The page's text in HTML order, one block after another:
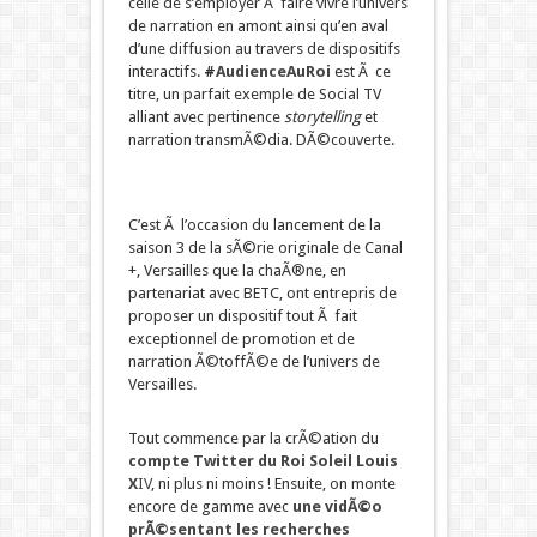
de narration en amont ainsi qu’en aval
d’une diffusion au travers de dispositifs
interactifs. #AudienceAuRoi est Ã ce
titre, un parfait exemple de Social TV
alliant avec pertinence storytellinget
narration transmÃ©dia. DÃ©couverte.
C’est Ã l’occasion du lancement de la
saison 3 de la sÃ©rie originale de Canal
+, Versailles que la chaÃ®ne, en
partenariat avec BETC, ont entrepris de
proposer un dispositif tout Ã fait
exceptionnel de promotion et de
narration Ã©toffÃ©e de l’univers de
Versailles.
Tout commence par la crÃ©ation du
compte Twitter du Roi Soleil Louis
XIV, ni plus ni moins ! Ensuite, on monte
encore de gamme avec une vidÃ©o
prÃ©sentant les recherches